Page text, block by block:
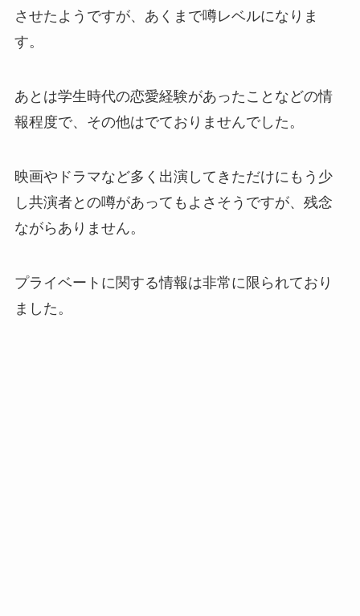
させたようですが、あくまで噂レベルになりま
す。
あとは学生時代の恋愛経験があったことなどの情
報程度で、その他はでておりませんでした。
映画やドラマなど多く出演してきただけにもう少
し共演者との噂があってもよさそうですが、残念
ながらありません。
プライベートに関する情報は非常に限られており
ました。